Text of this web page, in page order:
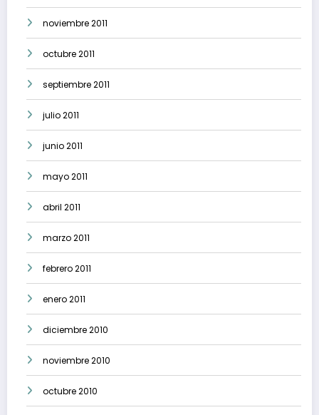
noviembre 2011
octubre 2011
septiembre 2011
julio 2011
junio 2011
mayo 2011
abril 2011
marzo 2011
febrero 2011
enero 2011
diciembre 2010
noviembre 2010
octubre 2010